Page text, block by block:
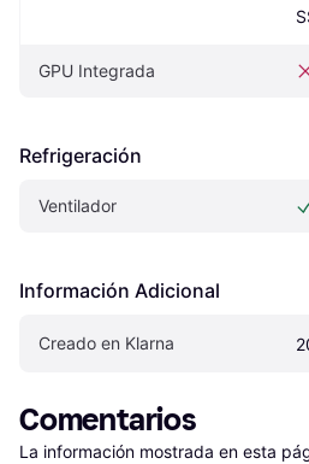
GPU Integrada
Refrigeración
Ventilador
Información Adicional
Creado en Klarna
Comentarios
La información mostrada en esta